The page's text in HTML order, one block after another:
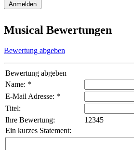
Anmelden
Musical Bewertungen
Bewertung abgeben
Bewertung abgeben
Name: *
E-Mail Adresse: *
Titel:
Ihre Bewertung:
1 2345
Ein kurzes Statement: